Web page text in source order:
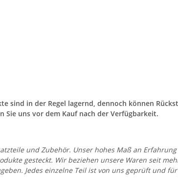
sind in der Regel lagernd, dennoch können
Sie uns vor dem Kauf nach der Verfügbarkeit.
und Zubehör. Unser hohes Maß an
gesteckt. Wir beziehen unsere Waren seit
Jedes einzelne Teil ist von uns geprüft und